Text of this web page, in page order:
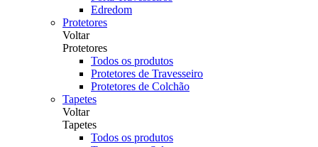
Edredom
Protetores
Voltar
Protetores
Todos os produtos
Protetores de Travesseiro
Protetores de Colchão
Tapetes
Voltar
Tapetes
Todos os produtos